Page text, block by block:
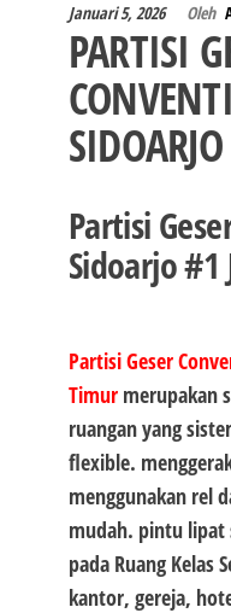
Januari 5, 2026 Oleh
PARTISI
SIDOARJO
Partisi
Sidoarjo
Partisi Geser
Timurmerupakan
ruangan yang
flexible.
menggunakan rel
mudah. pintu lipat
pada Ruang Kelas
kantor, gereja,